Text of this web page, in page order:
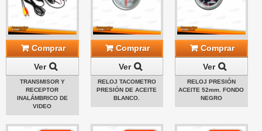
Comprar
Ver
TRANSMISOR Y
RECEPTOR
INALÁMBRICO DE
VIDEO
Comprar
Ver
RELOJ TACOMETRO
PRESIÓN DE ACEITE
BLANCO.
Comprar
Ver
RELOJ PRESIÓN
ACEITE 52mm. FONDO
NEGRO